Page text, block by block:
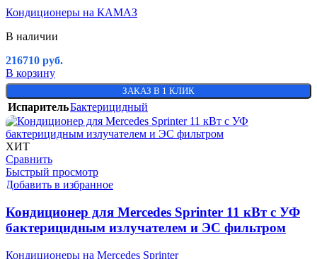
Кондиционеры на КАМАЗ
В наличии
216710 руб.
В корзину
ЗАКАЗ В 1 КЛИК
ИспарительБактерицидный
ХИТ
Сравнить
Быстрый просмотр
Добавить в избранное
Кондиционер для Mercedes Sprinter 11 кВт с УФ
бактерицидным излучателем и ЭС фильтром
Кондиционеры на Mercedes Sprinter